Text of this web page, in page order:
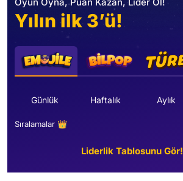
Yılın ilk 3’ü!
Günlük Haftalık Aylık
Sıralamalar 👑
Liderlik Tablosunu Gör!